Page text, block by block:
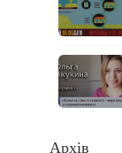
Архів